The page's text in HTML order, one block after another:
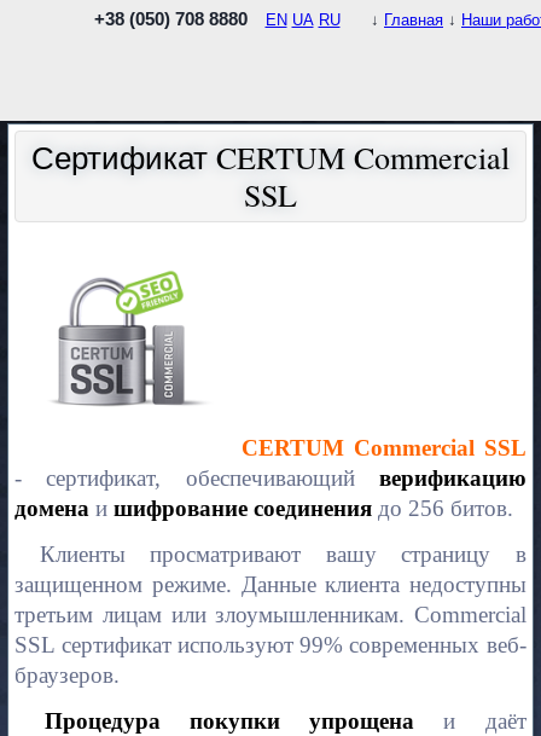
+38 (050) 708 8880 EN UA RU ↓ Главная ↓ Наши
Сертификат CERTUM Commercial
SSL
CERTUM Commercial SSL
- cертификат, обеспечивающий верификацию
домена ишифрование соединения до 256 битов.
Клиенты просматривают вашу страницу в
защищенном режиме. Данные клиента недоступны
третьим лицам или злоумышленникам. Commercial
SSL сертификат используют 99% современных веб-
браузеров.
Процедура покупки упрощенаи даёт